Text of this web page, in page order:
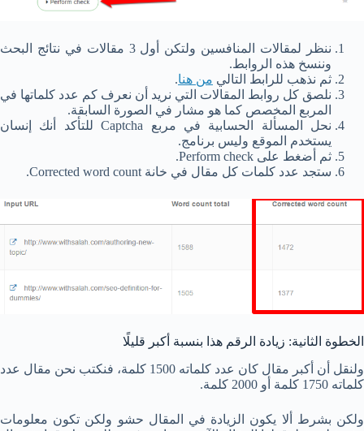
ننظر لمقالات المنافسين ولتكن أول 3 مقالات في نتائج البحث
وننسخ هذه الروابط.
ثم نذهب للرابط التالي من هنا.
نلصق كل روابط المقالات التي نريد أن نعرف كم عدد كلماتها في
المربع المخصص كما هو مشار في الصورة السابقة.
نحل المسألة الحسابية في مربع Captcha للتأكد أنك إنسان
يستخدم الموقع وليس برنامج.
ثم أضغط على Perform check.
ستجد عدد كلمات كل مقال في خانة Corrected word count.
الخطوة الثانية: زيادة الرقم هذا بنسبة أكبر قليلًا
ولنقل أن أكبر مقال كان عدد كلماته 1500 كلمة، فنكتب نحن مقال عدد
كلماته 1750 كلمة أو 2000 كلمة.
ولكن بشرط ألا يكون الزيادة في المقال حشو ولكن تكون معلومات